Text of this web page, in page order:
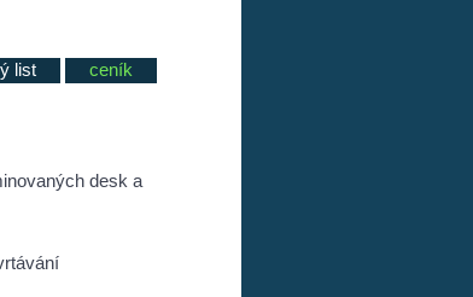
list ceník
desk a